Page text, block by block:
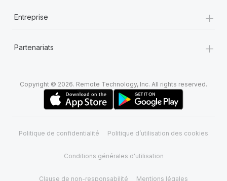
Entreprise +
Partenariats +
Copyright © 2026. Remote Technology, Inc. All rights reserved.
Politique de confidentialité Politique d’utilisation des cookies
Conditions générales d'utilisation
Clause de non-responsabilité Mentions légales